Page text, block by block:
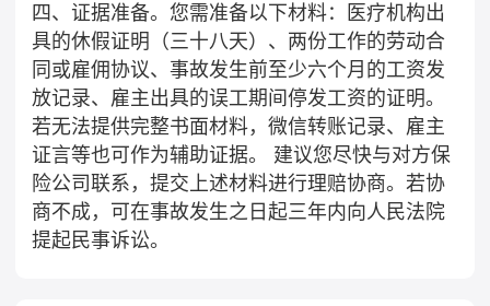
四、证据准备。您需准备以下材料：医疗机构出
具的休假证明（三十八天）、两份工作的劳动合
同或雇佣协议、事故发生前至少六个月的工资发
放记录、雇主出具的误工期间停发工资的证明。
若无法提供完整书面材料，微信转账记录、雇主
证言等也可作为辅助证据。 建议您尽快与对方保
险公司联系，提交上述材料进行理赔协商。若协
商不成，可在事故发生之日起三年内向人民法院
提起民事诉讼。